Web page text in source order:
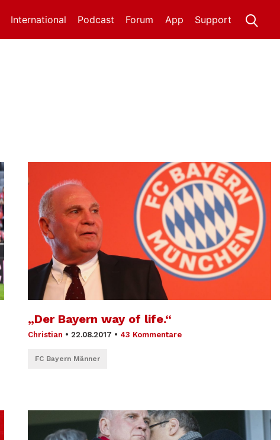
International Support
App
Forum
Podcast
„Der Bayern way of life.“
Christian • 22.08.2017 • 43 Kommentare
FC Bayern Männer